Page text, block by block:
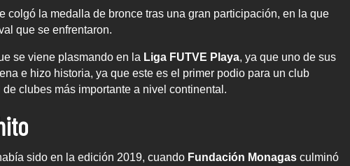
colgó la medalla de bronce tras una gran participación, en la que
que se enfrentaron.
se viene plasmando en la Liga FUTVE Playa, ya que uno de sus
e hizo historia, ya que este es el primer podio para un club
clubes más importante a nivel continental.
sido en la edición 2019, cuando Fundación Monagas culminó